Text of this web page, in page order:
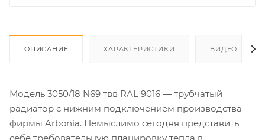
ОПИСАНИЕ ХАРАКТЕРИСТИКИ ВИДЕО
Модель 3050/18 N69 твв RAL 9016 — трубчатый
радиатор с нижним подключением производства
фирмы Arbonia. Немыслимо сегодня представить